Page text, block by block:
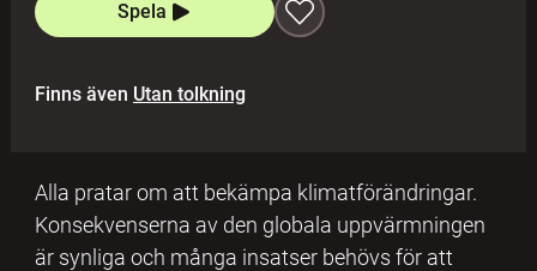
Spela
Finns även Utan tolkning
Alla pratar om att bekämpa klimatförändringar.
Konsekvenserna av den globala uppvärmningen
är synliga och många insatser behövs för att